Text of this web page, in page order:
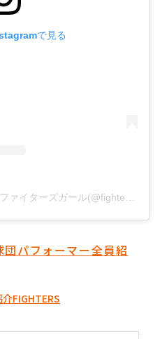
で見る
団パフォーマー全員紹
介FIGHTERS